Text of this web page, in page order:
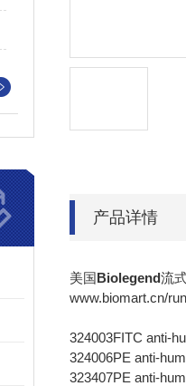
产品详情
美国Biolegend流
www.biomart.cn/
324003FITC anti-
324006PE anti-
323407PE anti-